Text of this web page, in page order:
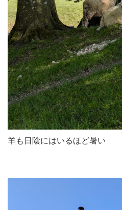
羊も日陰にはいるほど暑い